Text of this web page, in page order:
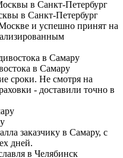
в Санкт-Петербург
и успешно принят на
в Самару
сроки. Не смотря на
- доставили точно в
заказчику в Самару, с
дней.